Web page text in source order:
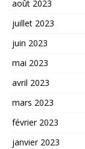
août 2023
juillet 2023
juin 2023
mai 2023
avril 2023
mars 2023
février 2023
janvier 2023